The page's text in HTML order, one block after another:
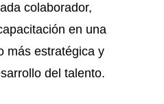
colaborador,
en una
más estratégica y
del talento.